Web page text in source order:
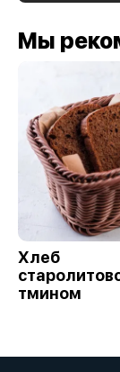
Мы
Хлеб
тмином